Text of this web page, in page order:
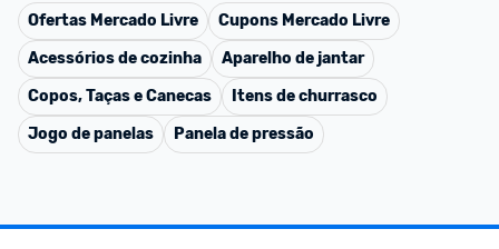
Ofertas Mercado Livre Cupons Mercado Livre
Acessórios de cozinha
Aparelho de jantar
Copos, Taças e Canecas
Itens de churrasco
Jogo de panelas
Panela de pressão